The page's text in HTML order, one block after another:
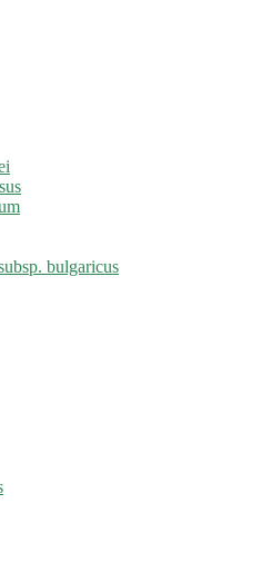
bulgaricus